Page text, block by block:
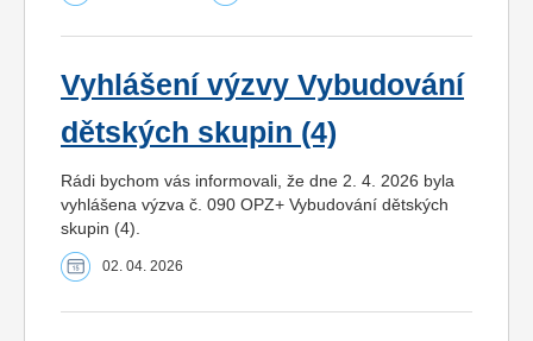
Vyhlášení výzvy Vybudování
dětských skupin (4)
Rádi bychom vás informovali, že dne 2. 4. 2026 byla
vyhlášena výzva č. 090 OPZ+ Vybudování dětských
skupin (4).
02. 04. 2026